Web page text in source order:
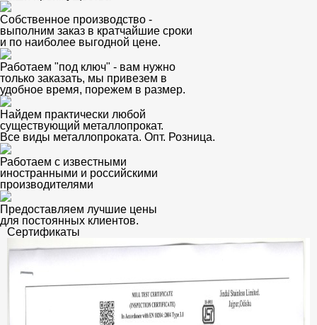
Собственное производство -
выполним заказ в кратчайшие сроки
и по наиболее выгодной цене.
Работаем "под ключ" - вам нужно
только заказать, мы привезем в
удобное время, порежем в размер.
Найдем практически любой
существующий металлопрокат.
Все виды металлопроката. Опт. Розница.
Работаем с известными
иностранными и российскими
производителями
Предоставляем лучшие цены
для постоянных клиентов.
Сертификаты